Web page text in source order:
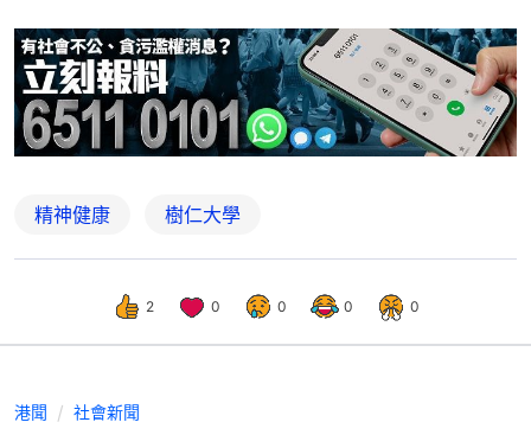
精神健康 樹仁大學
2 0 0 0 0
港聞 社會新聞